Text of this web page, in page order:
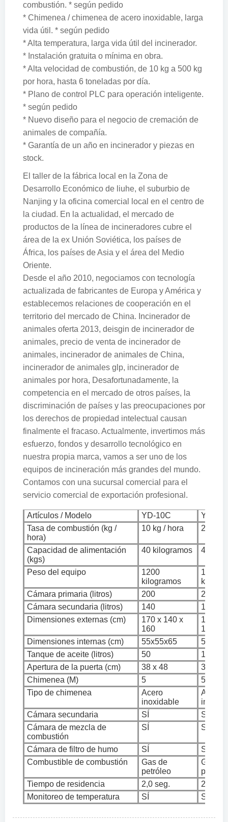
combustión. * según pedido
* Chimenea / chimenea de acero inoxidable, larga
vida útil. * según pedido
* Alta temperatura, larga vida útil del incinerador.
* Instalación gratuita o mínima en obra.
* Alta velocidad de combustión, de 10 kg a 500 kg
por hora, hasta 6 toneladas por día.
* Plano de control PLC para operación inteligente.
* según pedido
* Nuevo diseño para el negocio de cremación de
animales de compañía.
* Garantía de un año en incinerador y piezas en
stock.
El taller de la fábrica local en la Zona de
Desarrollo Económico de liuhe, el suburbio de
Nanjing y la oficina comercial local en el centro de
la ciudad. En la actualidad, el mercado de
productos de la línea de incineradores cubre el
área de la ex Unión Soviética, los países de
África, los países de Asia y el área del Medio
Oriente.
Desde el año 2010, negociamos con tecnología
actualizada de fabricantes de Europa y América y
establecemos relaciones de cooperación en el
territorio del mercado de China. Incinerador de
animales oferta 2013, deisgin de incinerador de
animales, precio de venta de incinerador de
animales, incinerador de animales de China,
incinerador de animales glp, incinerador de
animales por hora, Desafortunadamente, la
competencia en el mercado de otros países, la
discriminación de países y las preocupaciones por
los derechos de propiedad intelectual causan
finalmente el fracaso. Actualmente, invertimos más
esfuerzo, fondos y desarrollo tecnológico en
nuestra propia marca, vamos a ser uno de los
equipos de incineración más grandes del mundo.
Contamos con una sucursal comercial para el
servicio comercial de exportación profesional.
Artículos / Modelo YD-10C
YD-
Tasa de combustión (kg /
hora)
10 kg / hora 20 kgs
Capacidad de alimentación
(kgs)
40 kilogramos 40
Peso del equipo
1200
kilogramos
1200
Cámara primaria (litros)
200
200
Cámara secundaria (litros)
140
140
Dimensiones externas (cm)
170 x 140 x
160
170 x
160
Dimensiones internas (cm)
55x55x65
Tanque de aceite (litros)
50
100
Apertura de la puerta (cm)
38 x 48
38 x 48
Chimenea (M)
5
5
Tipo de chimenea
Acero
inoxidable
Acero
Cámara secundaria
SÍ
SÍ
Cámara de mezcla de
combustión
SÍ SÍ
Cámara de filtro de humo SÍ
SÍ
Combustible de combustión
Gas de
petróleo
Gas de
Tiempo de residencia
2,0 seg.
2,0
Monitoreo de temperatura
SÍ SÍ